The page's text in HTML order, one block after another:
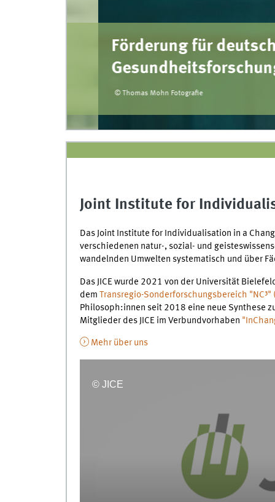
Förderung für deutsch-
Gesundheitsforschung
© Thomas Mohn Fotografie
Joint Institute for
Das Joint Institute for Individualisation in a
verschiedenen natur-, sozial- und
wandelnden Umwelten systematisch und über
Das JICE wurde 2021 von der Universität
dem Transregio-Sonderforschungsbereich "NC³"
Philosoph:innen seit 2018 eine neue Synthese
Mitglieder des JICE im Verbundvorhaben
Mehr über uns
© JICE